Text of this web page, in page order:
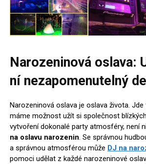
Narozeninová oslava:
ní nezapomenutelný
Narozeninová oslava je oslava života. Jde
máme možnost užít si společnost
vytvoření dokonalé party atmosféry, není
na oslavu narozenin. Se správnou
a správnou atmosférou může DJ na
pomoci udělat z každé narozeninové